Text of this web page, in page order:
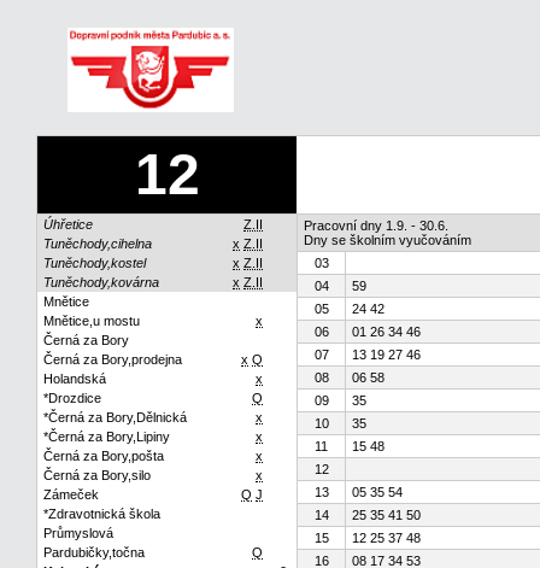
12
Úhřetice
Z.II
Tuněchody,cihelna
x Z.II
Tuněchody,kostel
x Z.II
Tuněchody,kovárna
x Z.II
Mnětice
Mnětice,u mostu
x
Černá za Bory
Černá za Bory,prodejna
x Q
Holandská
x
*Drozdice
Q
*Černá za Bory,Dělnická
x
*Černá za Bory,Lipiny
x
Černá za Bory,pošta
x
Černá za Bory,silo
x
Zámeček
Q J
*Zdravotnická škola
Průmyslová
Pardubičky,točna
Q
Pracovní dny 1.9. - 30.6.
Dny se školním vyučováním
03
04
59
05
24 42
06
01 26 34 46
07
13 19 27 46
08
06 58
09
35
10
35
11
15 48
12
13
05 35 54
14
25 35 41 50
15
12 25 37 48
16
08 17 34 53